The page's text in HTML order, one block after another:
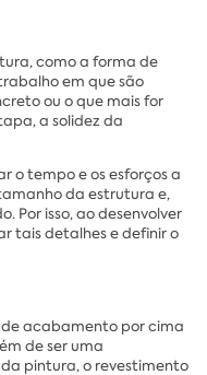
como a forma de
em que são
ou o que mais for
a solidez da
o tempo e os esforços a
da estrutura e,
Por isso, ao desenvolver
tais detalhes e definir o
acabamento por cima
de ser uma
pintura, o revestimento